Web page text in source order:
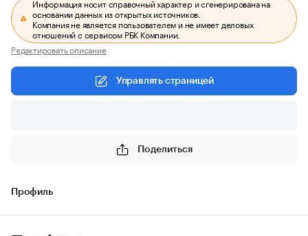
Информация носит справочный характер и сгенерирована на
основании данных из открытых источников.
Компания не является пользователем и не имеет деловых
отношений с сервисом РБК Компании.
Редактировать описание
Управлять страницей
Поделиться
Профиль